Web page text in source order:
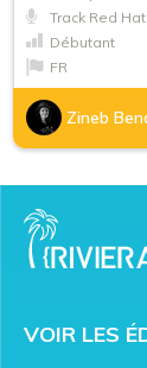
Track Red
Débutant
FR
Zineb
VOIR LES